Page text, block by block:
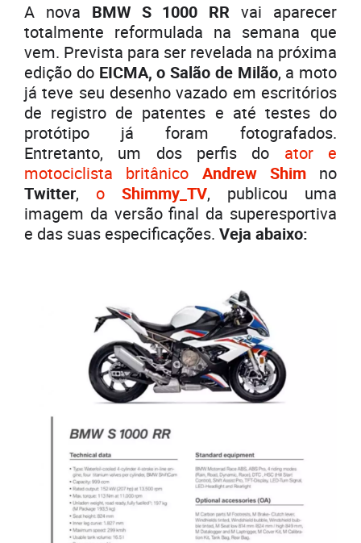
A nova BMW S 1000 RR vai aparecer
totalmente reformulada na semana que
vem. Prevista para ser revelada na próxima
edição do EICMA, o Salão de Milão, a moto
já teve seu desenho vazado em escritórios
de registro de patentes e até testes do
protótipo já foram fotografados.
Entretanto, um dos perfis do ator e
motociclista britânico Andrew Shimno
Twitter, o Shimmy_TV, publicou uma
imagem da versão final da superesportiva
e das suas especificações. Veja abaixo: